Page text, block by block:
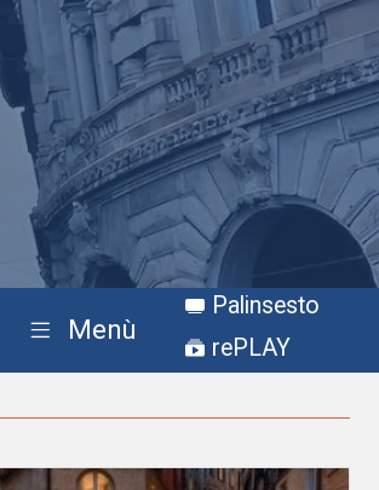
Menù
Palinsesto
rePLAY